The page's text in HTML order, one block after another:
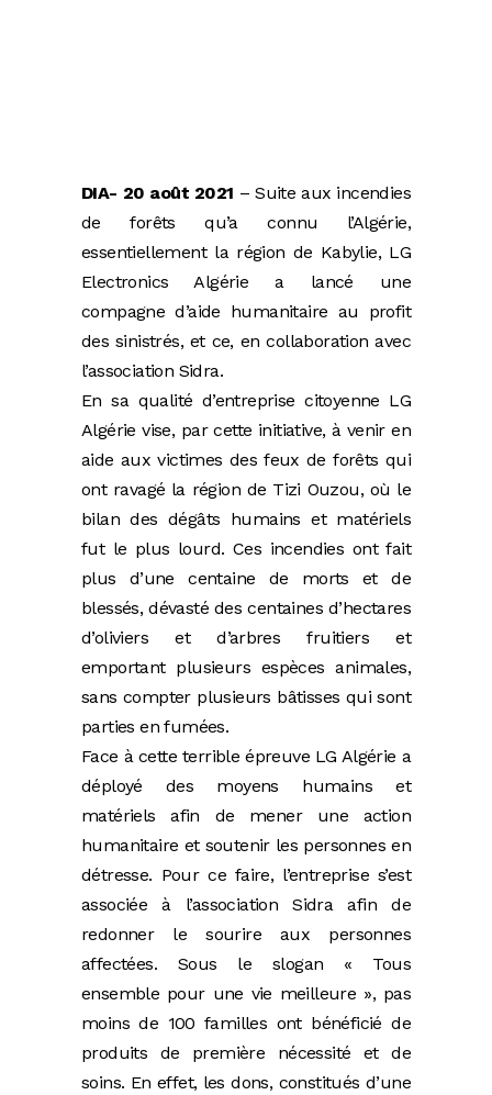
DIA- 20 août 2021 – Suite aux incendies
de forêts qu’a connu l’Algérie,
essentiellement la région de Kabylie, LG
Electronics Algérie a lancé une
compagne d’aide humanitaire au profit
des sinistrés, et ce, en collaboration avec
l’association Sidra.
En sa qualité d’entreprise citoyenne LG
Algérie vise, par cette initiative, à venir en
aide aux victimes des feux de forêts qui
ont ravagé la région de Tizi Ouzou, où le
bilan des dégâts humains et matériels
fut le plus lourd. Ces incendies ont fait
plus d’une centaine de morts et de
blessés, dévasté des centaines d’hectares
d’oliviers et d’arbres fruitiers et
emportant plusieurs espèces animales,
sans compter plusieurs bâtisses qui sont
parties en fumées.
Face à cette terrible épreuve LG Algérie a
déployé des moyens humains et
matériels afin de mener une action
humanitaire et soutenir les personnes en
détresse. Pour ce faire, l’entreprise s’est
associée à l’association Sidra afin de
redonner le sourire aux personnes
affectées. Sous le slogan « Tous
ensemble pour une vie meilleure », pas
moins de 100 familles ont bénéficié de
produits de première nécessité et de
soins. En effet, les dons, constitués d’une